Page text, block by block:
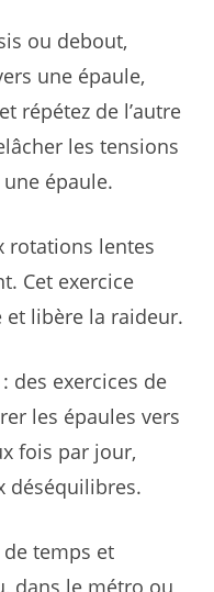
ou debout,
une épaule,
répétez de l’autre
les tensions
épaule.
rotations lentes
Cet exercice
libère la raideur.
des exercices de
les épaules vers
fois par jour,
déséquilibres.
temps et